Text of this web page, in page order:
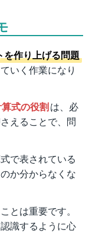
を作り上げる問題
いく作業になり
式の役割は、必
えることで、問
で表されている
か分からなくな
とは重要です。
識するように心